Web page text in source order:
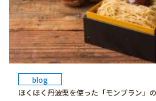
blog
ほくほく丹波栗を使った「モンブラン」